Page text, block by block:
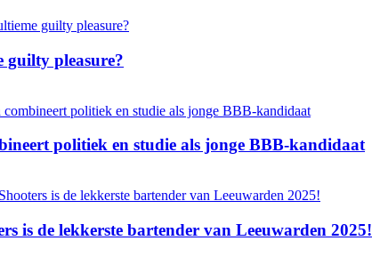
guilty pleasure?
politiek en studie als jonge BBB‑kandidaat
is de lekkerste bartender van Leeuwarden 2025!